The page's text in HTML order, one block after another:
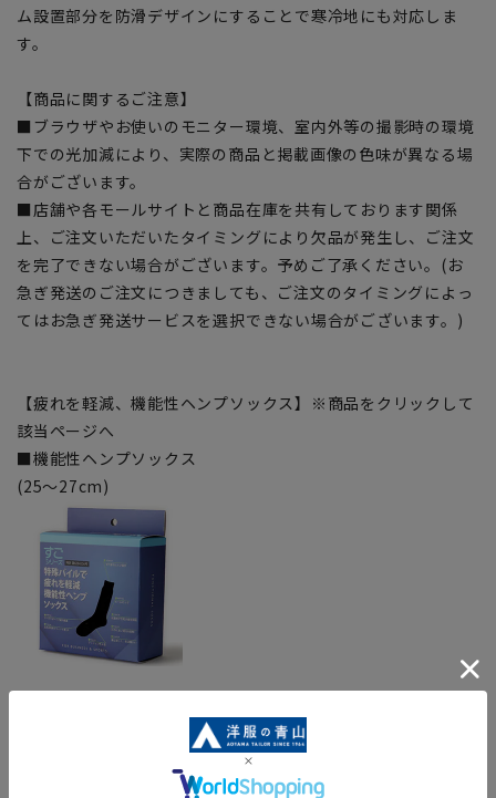
ム設置部分を防滑デザインにすることで寒冷地にも対応しま
す。
【商品に関するご注意】
■ブラウザやお使いのモニター環境、室内外等の撮影時の環境
下での光加減により、実際の商品と掲載画像の色味が異なる場
合がございます。
■店舗や各モールサイトと商品在庫を共有しております関係
上、ご注文いただいたタイミングにより欠品が発生し、ご注文
を完了できない場合がございます。予めご了承ください。(お
急ぎ発送のご注文につきましても、ご注文のタイミングによっ
てはお急ぎ発送サービスを選択できない場合がございます。)
【疲れを軽減、機能性ヘンプソックス】※商品をクリックして
該当ページへ
■機能性ヘンプソックス
(25～27cm)